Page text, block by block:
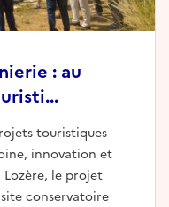
: au
touristiques
innovation et
le projet
conservatoire